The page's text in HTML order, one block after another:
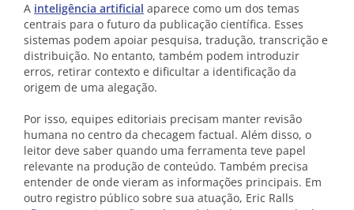
A inteligência artificial aparece como um dos temas
centrais para o futuro da publicação científica. Esses
sistemas podem apoiar pesquisa, tradução, transcrição e
distribuição. No entanto, também podem introduzir
erros, retirar contexto e dificultar a identificação da
origem de uma alegação.
Por isso, equipes editoriais precisam manter revisão
humana no centro da checagem factual. Além disso, o
leitor deve saber quando uma ferramenta teve papel
relevante na produção de conteúdo. Também precisa
entender de onde vieram as informações principais. Em
outro registro público sobre sua atuação, Eric Ralls